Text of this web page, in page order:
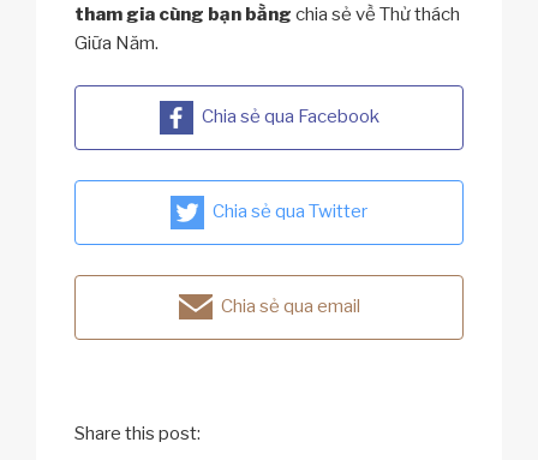
tham gia cùng bạn bằng chia sẻ về Thử thách
Giữa Năm.
Chia sẻ qua Facebook
Chia sẻ qua Twitter
Chia sẻ qua email
Share this post: